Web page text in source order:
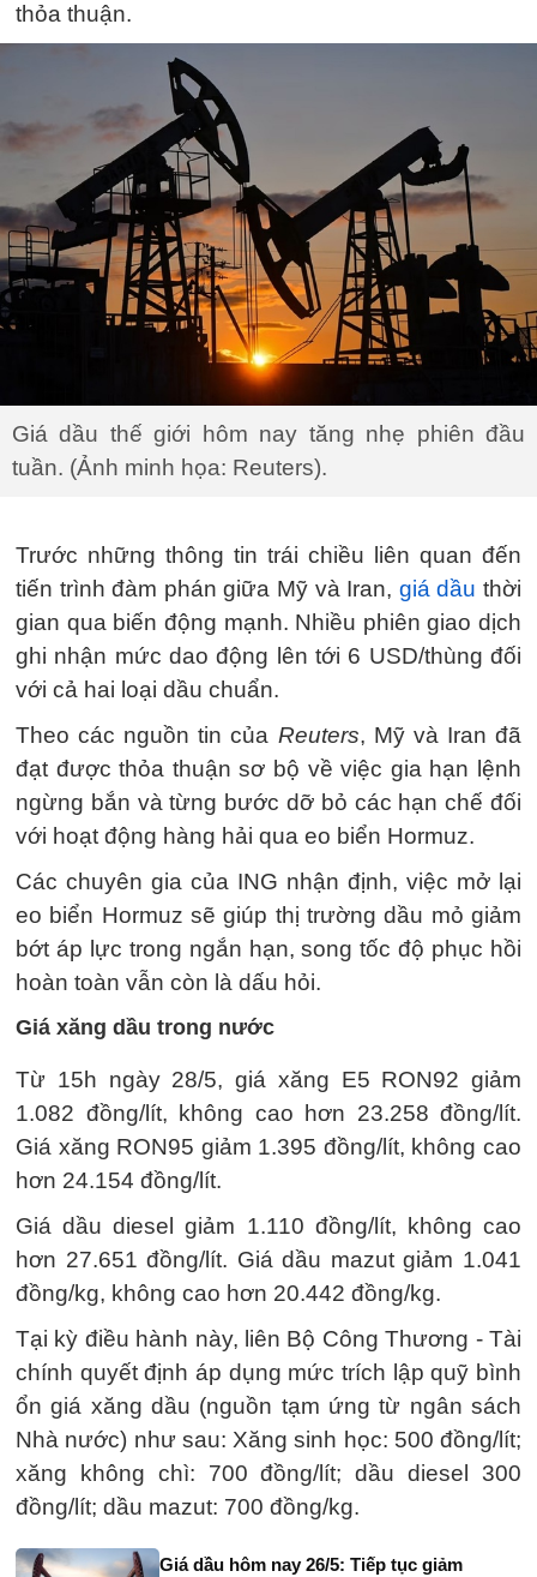
thỏa thuận.
Giá dầu thế giới hôm nay tăng nhẹ phiên đầu
tuần. (Ảnh minh họa: Reuters).
Trước những thông tin trái chiều liên quan đến
tiến trình đàm phán giữa Mỹ và Iran, giá dầu thời
gian qua biến động mạnh. Nhiều phiên giao dịch
ghi nhận mức dao động lên tới 6 USD/thùng đối
với cả hai loại dầu chuẩn.
Theo các nguồn tin của Reuters, Mỹ và Iran đã
đạt được thỏa thuận sơ bộ về việc gia hạn lệnh
ngừng bắn và từng bước dỡ bỏ các hạn chế đối
với hoạt động hàng hải qua eo biển Hormuz.
Các chuyên gia của ING nhận định, việc mở lại
eo biển Hormuz sẽ giúp thị trường dầu mỏ giảm
bớt áp lực trong ngắn hạn, song tốc độ phục hồi
hoàn toàn vẫn còn là dấu hỏi.
Giá xăng dầu trong nước
Từ 15h ngày 28/5, giá xăng E5 RON92 giảm
1.082 đồng/lít, không cao hơn 23.258 đồng/lít.
Giá xăng RON95 giảm 1.395 đồng/lít, không cao
hơn 24.154 đồng/lít.
Giá dầu diesel giảm 1.110 đồng/lít, không cao
hơn 27.651 đồng/lít. Giá dầu mazut giảm 1.041
đồng/kg, không cao hơn 20.442 đồng/kg.
Tại kỳ điều hành này, liên Bộ Công Thương - Tài
chính quyết định áp dụng mức trích lập quỹ bình
ổn giá xăng dầu (nguồn tạm ứng từ ngân sách
Nhà nước) như sau: Xăng sinh học: 500 đồng/lít;
xăng không chì: 700 đồng/lít; dầu diesel 300
đồng/lít; dầu mazut: 700 đồng/kg.
Giá dầu hôm nay 26/5: Tiếp tục giảm